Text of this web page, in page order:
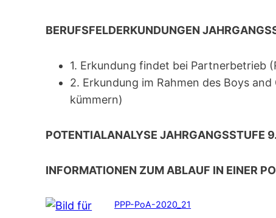
BERUFSFELDERKUNDUNGEN
1. Erkundung findet bei Partnerbetrieb
2. Erkundung im Rahmen des Boys
kümmern)
POTENTIALANALYSE JAHRGANGSSTUFE
INFORMATIONEN ZUM ABLAUF IN EINER
PPP-PoA-2020_21